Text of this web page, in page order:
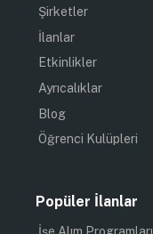
Şirketler
İlanlar
Etkinlikler
Ayrıcalıklar
Blog
Öğrenci Kulüpleri
Popüler İlanlar